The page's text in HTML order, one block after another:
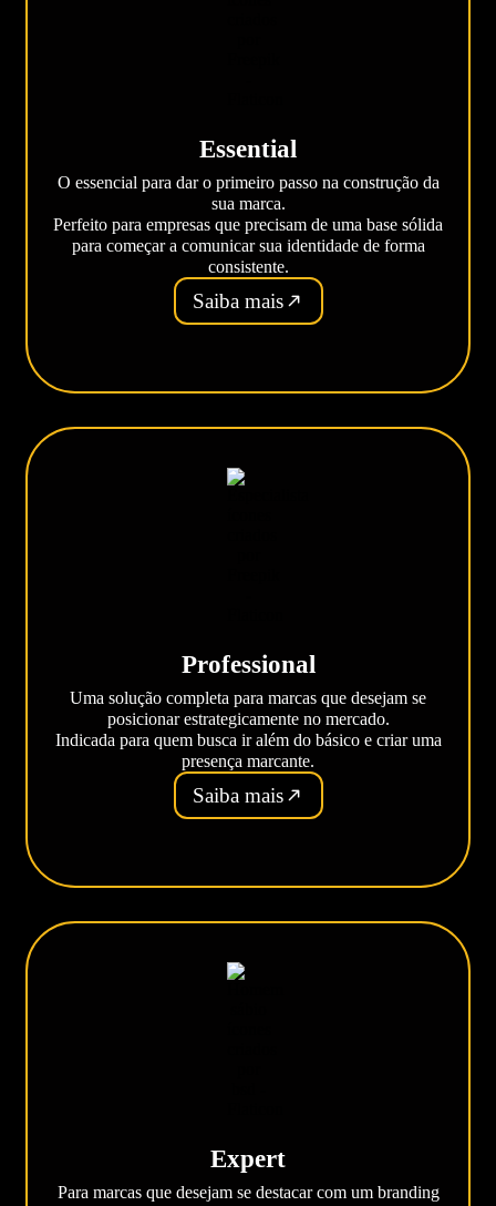
Essential
O essencial para dar o primeiro passo na construção da
sua marca.
Perfeito para empresas que precisam de uma base sólida
para começar a comunicar sua identidade de forma
consistente.
Saiba mais
Professional
Uma solução completa para marcas que desejam se
posicionar estrategicamente no mercado.
Indicada para quem busca ir além do básico e criar uma
presença marcante.
Saiba mais
Expert
Para marcas que desejam se destacar com um branding